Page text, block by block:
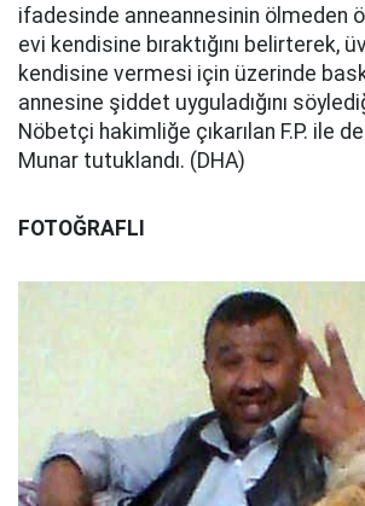
ifadesinde anneannesinin ölmeden
evi kendisine bıraktığını belirterek,
kendisine vermesi için üzerinde
annesine şiddet uyguladığını
Nöbetçi hakimliğe çıkarılan F.P. ile
Munar tutuklandı. (DHA)
FOTOĞRAFLI